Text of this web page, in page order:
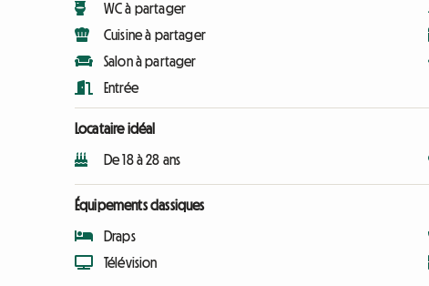
WC à partager
Cuisine à partager
Salon à partager
Entrée
Locataire idéal
De 18 à 28 ans
Équipements classiques
Draps
Télévision